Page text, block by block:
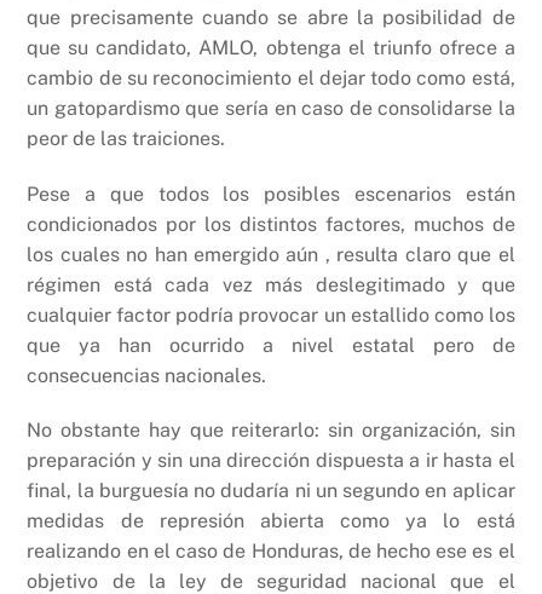
que precisamente cuando se abre la posibilidad de
que su candidato, AMLO, obtenga el triunfo ofrece a
cambio de su reconocimiento el dejar todo como está,
un gatopardismo que sería en caso de consolidarse la
peor de las traiciones.
Pese a que todos los posibles escenarios están
condicionados por los distintos factores, muchos de
los cuales no han emergido aún , resulta claro que el
régimen está cada vez más deslegitimado y que
cualquier factor podría provocar un estallido como los
que ya han ocurrido a nivel estatal pero de
consecuencias nacionales.
No obstante hay que reiterarlo: sin organización, sin
preparación y sin una dirección dispuesta a ir hasta el
final, la burguesía no dudaría ni un segundo en aplicar
medidas de represión abierta como ya lo está
realizando en el caso de Honduras, de hecho ese es el
objetivo de la ley de seguridad nacional que el